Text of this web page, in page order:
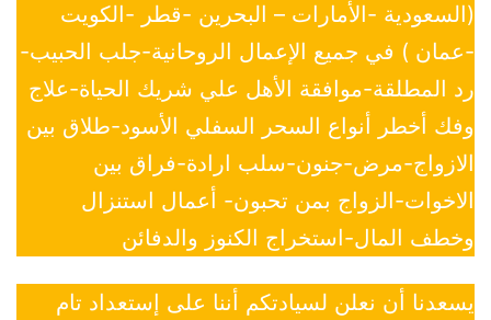
(السعودية -الأمارات – البحرين -قطر -الكويت
-عمان ) في جميع الإعمال الروحانية-جلب الحبيب-
رد المطلقة-موافقة الأهل علي شريك الحياة-علاج
وفك أخطر أنواع السحر السفلي الأسود-طلاق بين
الازواج-مرض-جنون-سلب ارادة-فراق بين
الاخوات-الزواج بمن تحبون- أعمال استنزال
وخطف المال-استخراج الكنوز والدفائن
يسعدنا أن نعلن لسيادتكم أننا على إستعداد تام